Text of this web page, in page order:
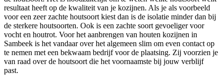
resultaat heeft op de kwaliteit van je kozijnen. Als je als voorbeeld
voor een zeer zachte houtsoort kiest dan is de isolatie minder dan bij
de sterkere houtsoorten. Ook is een zachte soort gevoeliger voor
vocht en houtrot. Voor het aanbrengen van houten kozijnen in
Sambeek is het vandaar over het algemeen slim om even contact op
te nemen met een bekwaam bedrijf voor de plaatsing. Zij voorzien je
van raad over de houtsoort die het voornaamste bij jouw verblijf
past.